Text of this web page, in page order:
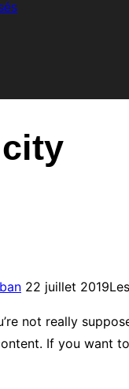
city
22 juillet 2019
not really
If you want